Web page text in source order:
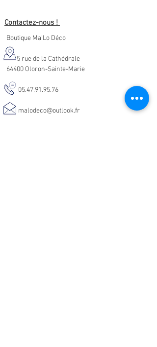
Contactez-nous !
Boutique Ma'Lo Déco
5 rue de la Cathédrale
64400 Oloron-Sainte-Marie
05.47.91.95.76
malodeco@outlook.fr